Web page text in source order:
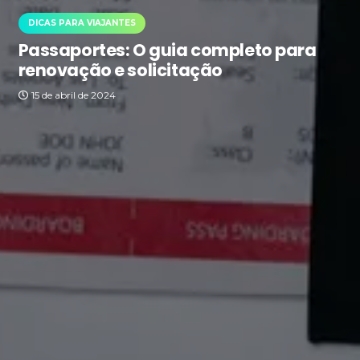
DICAS PARA VIAJANTES
Passaportes: O guia completo para
renovação e solicitação
15 de abril de 2024